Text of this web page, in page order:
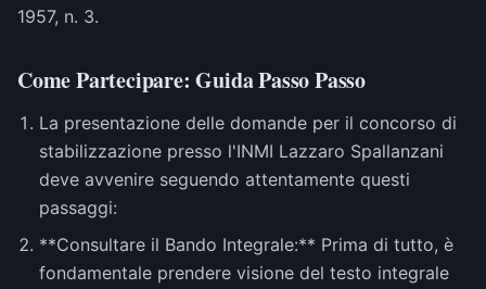
1957, n. 3.
Come Partecipare: Guida Passo Passo
La presentazione delle domande per il concorso di
stabilizzazione presso l'INMI Lazzaro Spallanzani
deve avvenire seguendo attentamente questi
passaggi:
**Consultare il Bando Integrale:** Prima di tutto, è
fondamentale prendere visione del testo integrale